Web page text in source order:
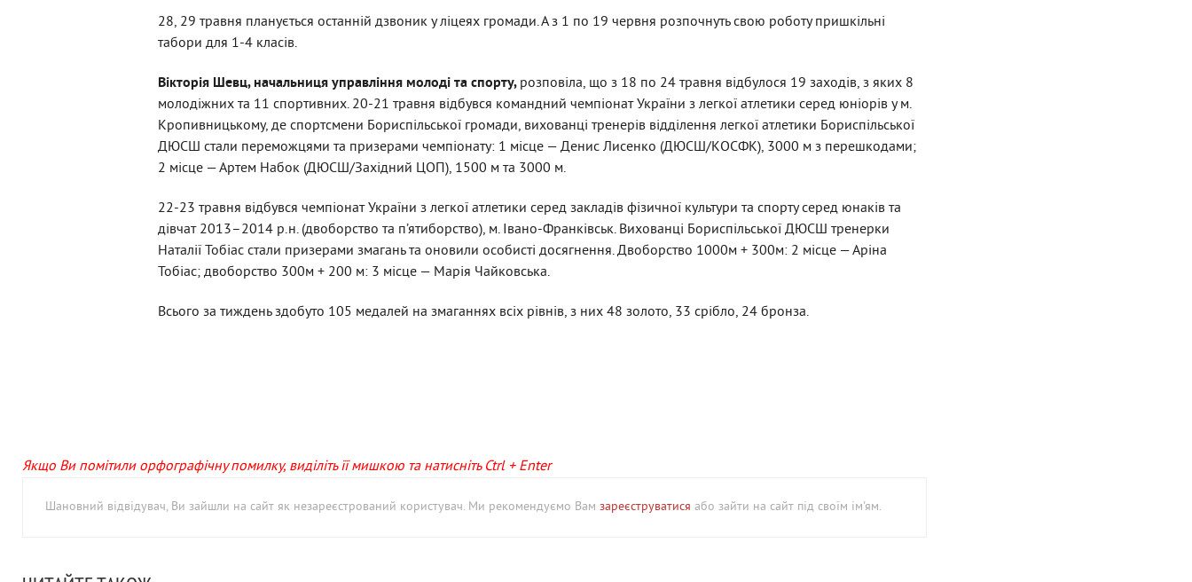
28, 29 травня планується останній дзвоник у ліцеях громади. А з 1 по 19 червня розпочнуть свою роботу пришкільні
табори для 1-4 класів.
Вікторія Шевц, начальниця управління молоді та спорту, розповіла, що з 18 по 24 травня відбулося 19 заходів, з яких 8
молодіжних та 11 спортивних. 20-21 травня відбувся командний чемпіонат України з легкої атлетики серед юніорів у м.
Кропивницькому, де спортсмени Бориспільської громади, вихованці тренерів відділення легкої атлетики Бориспільської
ДЮСШ стали переможцями та призерами чемпіонату: 1 місце — Денис Лисенко (ДЮСШ/КОСФК), 3000 м з перешкодами;
2 місце — Артем Набок (ДЮСШ/Західний ЦОП), 1500 м та 3000 м.
22-23 травня відбувся чемпіонат України з легкої атлетики серед закладів фізичної культури та спорту серед юнаків та
дівчат 2013–2014 р.н. (двоборство та п’ятиборство), м. Івано-Франківськ. Вихованці Бориспільської ДЮСШ тренерки
Наталії Тобіас стали призерами змагань та оновили особисті досягнення. Двоборство 1000м + 300м: 2 місце — Аріна
Тобіас; двоборство 300м + 200 м: 3 місце — Марія Чайковська.
Всього за тиждень здобуто 105 медалей на змаганнях всіх рівнів, з них 48 золото, 33 срібло, 24 бронза.
Якщо Ви помітили орфографічну помилку, виділіть її мишкою та натисніть Ctrl + Enter
Шановний відвідувач, Ви зайшли на сайт як незареєстрований користувач. Ми рекомендуємо Вам зареєструватися або зайти на сайт під своїм ім'ям.